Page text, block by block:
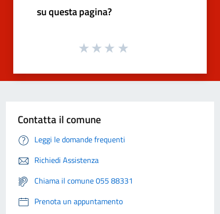
su questa pagina?
Contatta il comune
Leggi le domande frequenti
Richiedi Assistenza
Chiama il comune 055 88331
Prenota un appuntamento